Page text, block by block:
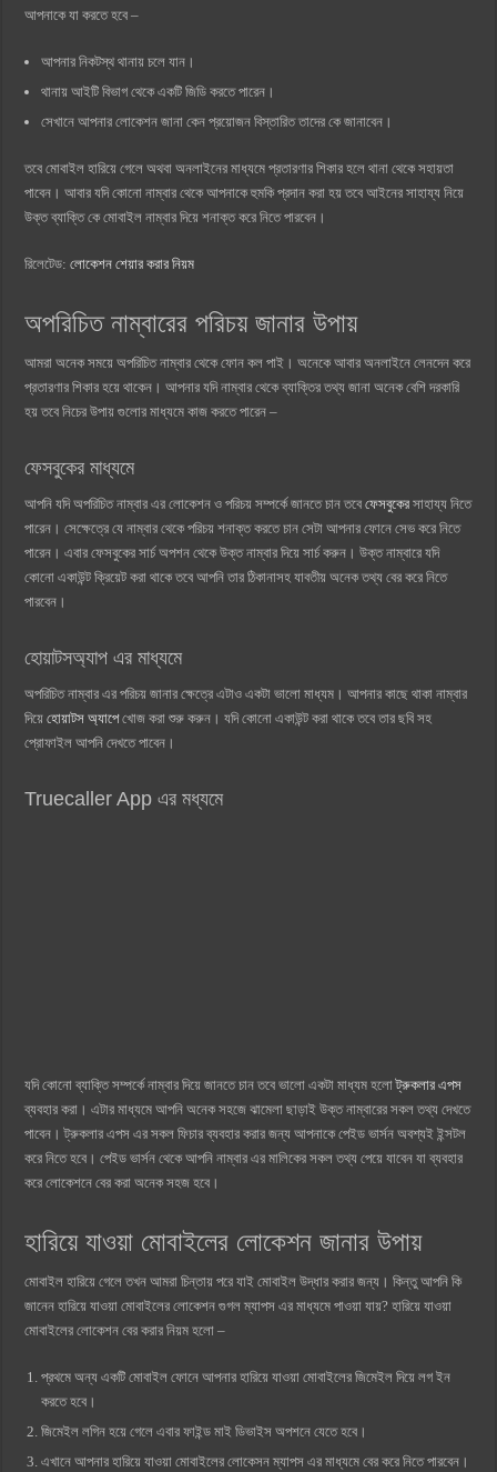
আপনাকে যা করতে হবে –
আপনার নিকটস্থ থানায় চলে যান।
থানায় আইটি বিভাগ থেকে একটি জিডি করতে পারেন।
সেখানে আপনার লোকেশন জানা কেন প্রয়োজন বিস্তারিত তাদের কে জানাবেন।
তবে মোবাইল হারিয়ে গেলে অথবা অনলাইনের মাধ্যমে প্রতারণার শিকার হলে থানা থেকে সহায়তা
পাবেন। আবার যদি কোনো নাম্বার থেকে আপনাকে হুমকি প্রদান করা হয় তবে আইনের সাহায্য নিয়ে
উক্ত ব্যাক্তি কে মোবাইল নাম্বার দিয়ে শনাক্ত করে নিতে পারবেন।
রিলেটেড:লোকেশন শেয়ার করার নিয়ম
অপরিচিত নাম্বারের পরিচয় জানার উপায়
আমরা অনেক সময়ে অপরিচিত নাম্বার থেকে ফোন কল পাই। অনেকে আবার অনলাইনে লেনদেন করে
প্রতারণার শিকার হয়ে থাকেন। আপনার যদি নাম্বার থেকে ব্যাক্তির তথ্য জানা অনেক বেশি দরকারি
হয় তবে নিচের উপায় গুলোর মাধ্যমে কাজ করতে পারেন –
ফেসবুকের মাধ্যমে
আপনি যদি অপরিচিত নাম্বার এর লোকেশন ও পরিচয় সম্পর্কে জানতে চান তবেফেসবুকের সাহায্য নিতে
পারেন। সেক্ষেত্রে যে নাম্বার থেকে পরিচয় শনাক্ত করতে চান সেটা আপনার ফোনে সেভ করে নিতে
পারেন। এবার ফেসবুকের সার্চ অপশন থেকে উক্ত নাম্বার দিয়ে সার্চ করুন। উক্ত নাম্বারে যদি
কোনো একাউন্ট ক্রিয়েট করা থাকে তবে আপনি তার ঠিকানাসহ যাবতীয় অনেক তথ্য বের করে নিতে
পারবেন।
হোয়াটসঅ্যাপ এর মাধ্যমে
অপরিচিত নাম্বার এর পরিচয় জানার ক্ষেত্রে এটাও একটা ভালো মাধ্যম। আপনার কাছে থাকা নাম্বার
দিয়েহোয়াটস অ্যাপেখোজ করা শুরু করুন। যদি কোনো একাউন্ট করা থাকে তবে তার ছবি সহ
প্রোফাইল আপনি দেখতে পাবেন।
Truecaller App এর মধ্যমে
যদি কোনো ব্যাক্তি সম্পর্কে নাম্বার দিয়ে জানতে চান তবে ভালো একটা মাধ্যম হলোট্রুকলার এপস
ব্যবহার করা। এটার মাধ্যমে আপনি অনেক সহজে ঝামেলা ছাড়াই উক্ত নাম্বারের সকল তথ্য দেখতে
পাবেন। ট্রুকলার এপস এর সকল ফিচার ব্যবহার করার জন্য আপনাকে পেইড ভার্সন অবশ্যই ইন্সটল
করে নিতে হবে। পেইড ভার্সন থেকে আপনি নাম্বার এর মালিকের সকল তথ্য পেয়ে যাবেন যা ব্যবহার
করে লোকেশনে বের করা অনেক সহজ হবে।
হারিয়ে যাওয়া মোবাইলের লোকেশন জানার উপায়
মোবাইল হারিয়ে গেলে তখন আমরা চিন্তায় পরে যাই মোবাইল উদ্ধার করার জন্য। কিন্তু আপনি কি
জানেন হারিয়ে যাওয়া মোবাইলের লোকেশন গুগল ম্যাপস এর মাধ্যমে পাওয়া যায়? হারিয়ে যাওয়া
মোবাইলের লোকেশন বের করার নিয়ম হলো –
প্রথমে অন্য একটি মোবাইল ফোনে আপনার হারিয়ে যাওয়া মোবাইলের জিমেইল দিয়ে লগ ইন
করতে হবে।
জিমেইল লগিন হয়ে গেলে এবার ফাইন্ড মাই ডিভাইস অপশনে যেতে হবে।
এখানে আপনার হারিয়ে যাওয়া মোবাইলের লোকেসন ম্যাপস এর মাধ্যমে বের করে নিতে পারবেন।